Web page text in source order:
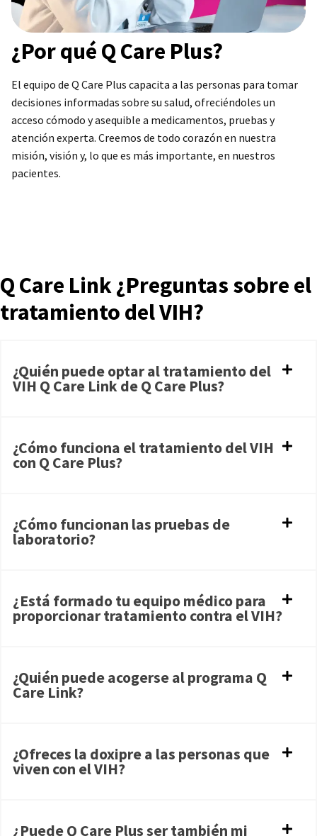
¿Por qué Q Care Plus?
El equipo de Q Care Plus capacita a las personas para tomar
decisiones informadas sobre su salud, ofreciéndoles un
acceso cómodo y asequible a medicamentos, pruebas y
atención experta. Creemos de todo corazón en nuestra
misión, visión y, lo que es más importante, en nuestros
pacientes.
Q Care Link ¿Preguntas sobre el
tratamiento del VIH?
¿Quién puede optar al tratamiento del
VIH Q Care Link de Q Care Plus?
¿Cómo funciona el tratamiento del VIH
con Q Care Plus?
¿Cómo funcionan las pruebas de
laboratorio?
¿Está formado tu equipo médico para
proporcionar tratamiento contra el VIH?
¿Quién puede acogerse al programa Q
Care Link?
¿Ofreces la doxipre a las personas que
viven con el VIH?
¿Puede Q Care Plus ser también mi